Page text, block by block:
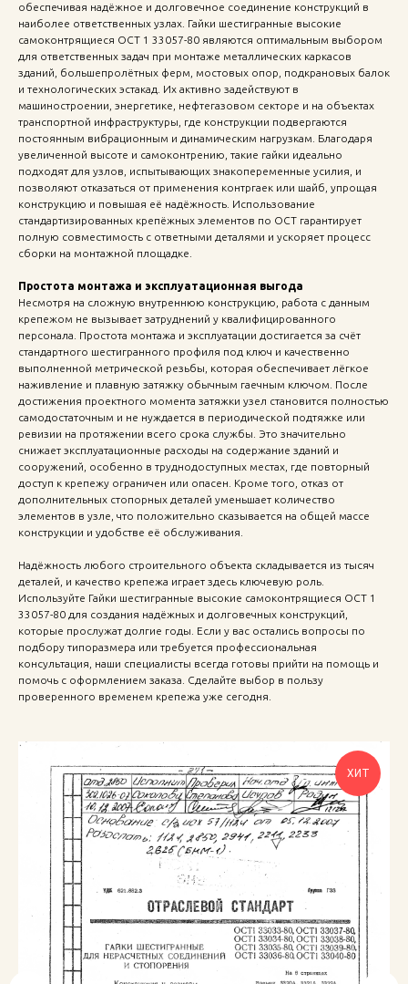
обеспечивая надёжное и долговечное соединение конструкций в
наиболее ответственных узлах. Гайки шестигранные высокие
самоконтрящиеся ОСТ 1 33057-80 являются оптимальным выбором
для ответственных задач при монтаже металлических каркасов
зданий, большепролётных ферм, мостовых опор, подкрановых балок
и технологических эстакад. Их активно задействуют в
машиностроении, энергетике, нефтегазовом секторе и на объектах
транспортной инфраструктуры, где конструкции подвергаются
постоянным вибрационным и динамическим нагрузкам. Благодаря
увеличенной высоте и самоконтрению, такие гайки идеально
подходят для узлов, испытывающих знакопеременные усилия, и
позволяют отказаться от применения контргаек или шайб, упрощая
конструкцию и повышая её надёжность. Использование
стандартизированных крепёжных элементов по ОСТ гарантирует
полную совместимость с ответными деталями и ускоряет процесс
сборки на монтажной площадке.
Простота монтажа и эксплуатационная выгода
Несмотря на сложную внутреннюю конструкцию, работа с данным
крепежом не вызывает затруднений у квалифицированного
персонала. Простота монтажа и эксплуатации достигается за счёт
стандартного шестигранного профиля под ключ и качественно
выполненной метрической резьбы, которая обеспечивает лёгкое
наживление и плавную затяжку обычным гаечным ключом. После
достижения проектного момента затяжки узел становится полностью
самодостаточным и не нуждается в периодической подтяжке или
ревизии на протяжении всего срока службы. Это значительно
снижает эксплуатационные расходы на содержание зданий и
сооружений, особенно в труднодоступных местах, где повторный
доступ к крепежу ограничен или опасен. Кроме того, отказ от
дополнительных стопорных деталей уменьшает количество
элементов в узле, что положительно сказывается на общей массе
конструкции и удобстве её обслуживания.
Надёжность любого строительного объекта складывается из тысяч
деталей, и качество крепежа играет здесь ключевую роль.
Используйте Гайки шестигранные высокие самоконтрящиеся ОСТ 1
33057-80 для создания надёжных и долговечных конструкций,
которые прослужат долгие годы. Если у вас остались вопросы по
подбору типоразмера или требуется профессиональная
консультация, наши специалисты всегда готовы прийти на помощь и
помочь с оформлением заказа. Сделайте выбор в пользу
проверенного временем крепежа уже сегодня.
ХИТ